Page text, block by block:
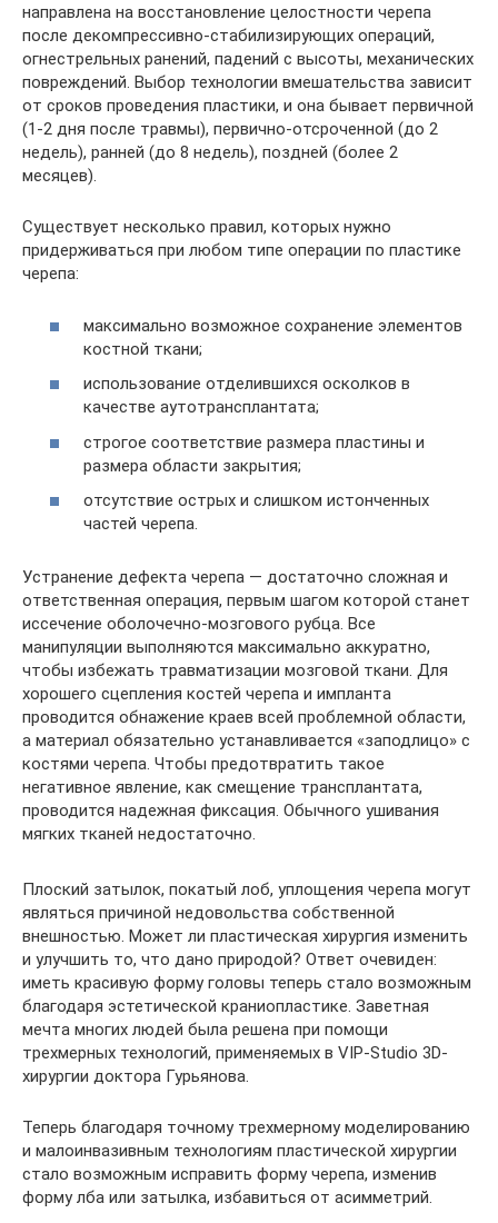
направлена на восстановление целостности черепа
после декомпрессивно-стабилизирующих операций,
огнестрельных ранений, падений с высоты, механических
повреждений. Выбор технологии вмешательства зависит
от сроков проведения пластики, и она бывает первичной
(1-2 дня после травмы), первично-отсроченной (до 2
недель), ранней (до 8 недель), поздней (более 2
месяцев).
Существует несколько правил, которых нужно
придерживаться при любом типе операции по пластике
черепа:
максимально возможное сохранение элементов
костной ткани;
использование отделившихся осколков в
качестве аутотрансплантата;
строгое соответствие размера пластины и
размера области закрытия;
отсутствие острых и слишком истонченных
частей черепа.
Устранение дефекта черепа — достаточно сложная и
ответственная операция, первым шагом которой станет
иссечение оболочечно-мозгового рубца. Все
манипуляции выполняются максимально аккуратно,
чтобы избежать травматизации мозговой ткани. Для
хорошего сцепления костей черепа и импланта
проводится обнажение краев всей проблемной области,
а материал обязательно устанавливается «заподлицо» с
костями черепа. Чтобы предотвратить такое
негативное явление, как смещение трансплантата,
проводится надежная фиксация. Обычного ушивания
мягких тканей недостаточно.
Плоский затылок, покатый лоб, уплощения черепа могут
являться причиной недовольства собственной
внешностью. Может ли пластическая хирургия изменить
и улучшить то, что дано природой? Ответ очевиден:
иметь красивую форму головы теперь стало возможным
благодаря эстетической краниопластике. Заветная
мечта многих людей была решена при помощи
трехмерных технологий, применяемых в VIP-Studio 3D-
хирургии доктора Гурьянова.
Теперь благодаря точному трехмерному моделированию
и малоинвазивным технологиям пластической хирургии
стало возможным исправить форму черепа, изменив
форму лба или затылка, избавиться от асимметрий.